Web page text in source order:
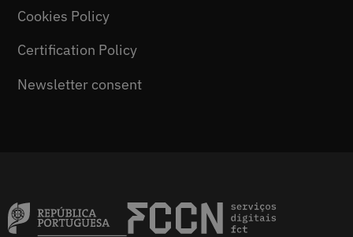
Cookies Policy
Certification Policy
Newsletter consent